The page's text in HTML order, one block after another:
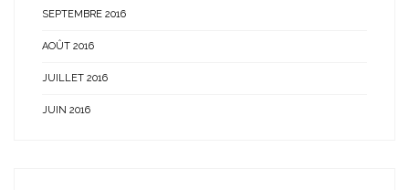
SEPTEMBRE 2016
AOÛT 2016
JUILLET 2016
JUIN 2016